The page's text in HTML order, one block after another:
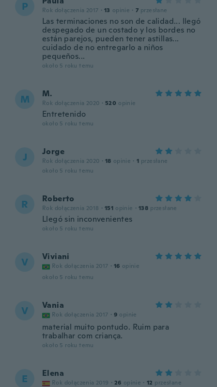
P Rok dołączenia 2017 · 13 opinie · 7 przesłane
Las terminaciones no son de calidad... llegó
despegado de un costado y los bordes no
están parejos, pueden tener astillas...
cuidado de no entregarlo a niños
pequeños...
około 5 roku temu
M M.
Rok dołączenia 2020 · 520 opinie
Entretenido
około 5 roku temu
J Jorge
Rok dołączenia 2020 · 18 opinie · 1 przesłane
około 5 roku temu
R Roberto
Rok dołączenia 2018 · 151 opinie · 138 przesłane
Llegó sin inconvenientes
około 5 roku temu
V Viviani
Rok dołączenia 2017 · 16 opinie
około 5 roku temu
V Vania
Rok dołączenia 2017 · 9 opinie
material muito pontudo. Ruim para
trabalhar com criança.
około 5 roku temu
E Elena
Rok dołączenia 2019 · 26 opinie · 12 przesłane